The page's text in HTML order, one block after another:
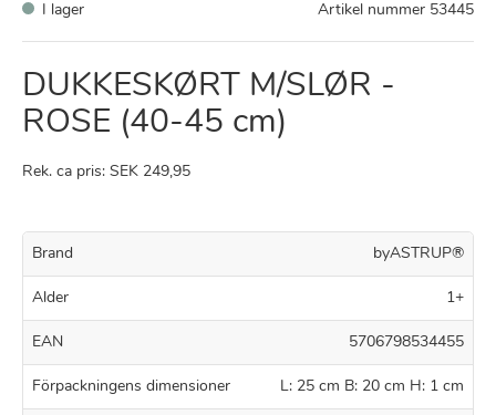
I lager Artikel nummer 53445
DUKKESKØRT M/SLØR -
ROSE (40-45 cm)
Rek. ca pris: SEK 249,95
Brand byASTRUP®
Alder 1+
EAN 5706798534455
Förpackningens dimensioner L: 25 cm B: 20 cm H: 1 cm